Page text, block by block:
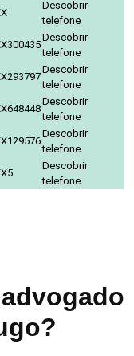
Descobrir
telefone
Descobrir
telefone
Descobrir
telefone
Descobrir
telefone
Descobrir
telefone
Descobrir
telefone